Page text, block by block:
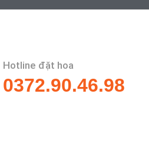
Hotline đặt hoa
0372.90.46.98